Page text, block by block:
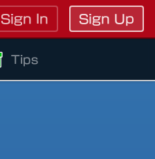
Sign In Sign Up
Tips